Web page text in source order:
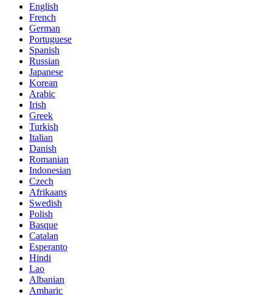
English
French
German
Portuguese
Spanish
Russian
Japanese
Korean
Arabic
Irish
Greek
Turkish
Italian
Danish
Romanian
Indonesian
Czech
Afrikaans
Swedish
Polish
Basque
Catalan
Esperanto
Hindi
Lao
Albanian
Amharic